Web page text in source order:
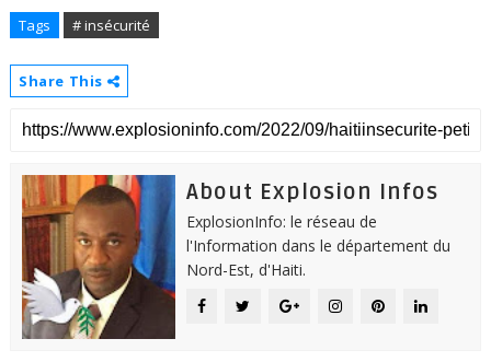
Tags # insécurité
Share This
About Explosion Infos
ExplosionInfo: le réseau de
l'Information dans le département du
Nord-Est, d'Haiti.